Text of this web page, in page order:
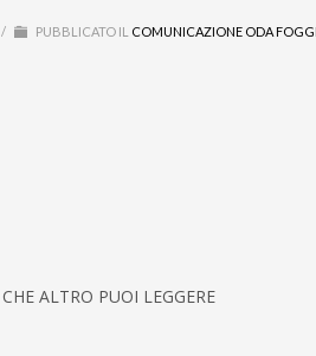
/ PUBBLICATO IL COMUNICAZIONE ODA
CHE ALTRO PUOI LEGGERE